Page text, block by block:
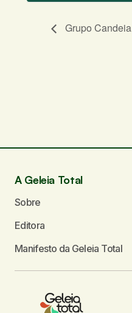
Grupo Candeia
A Geleia Total
Sobre
Editora
Manifesto da Geleia Total